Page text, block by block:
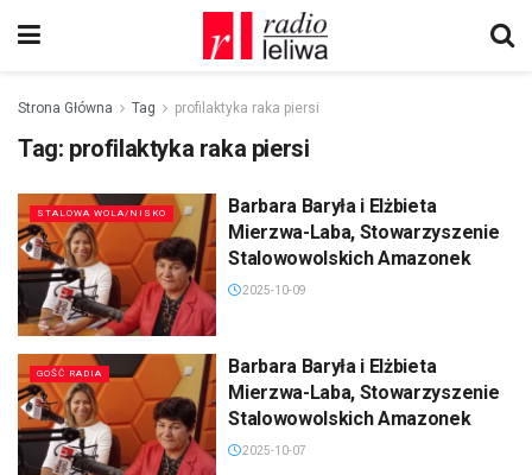
Strona Główna Tag profilaktyka raka piersi
Tag: profilaktyka raka piersi
STALOWA WOLA/NISKO
Barbara Baryła i Elżbieta
Mierzwa-Laba, Stowarzyszenie
Stalowowolskich Amazonek
2025-10-09
GOŚĆ RADIA
Barbara Baryła i Elżbieta
Mierzwa-Laba, Stowarzyszenie
Stalowowolskich Amazonek
2025-10-07